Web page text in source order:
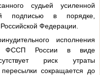
судьей усиленной
подписью в порядке,
Федерации.
исполнения
в ФССП России в виде
риск утраты
пересылки сокращается до